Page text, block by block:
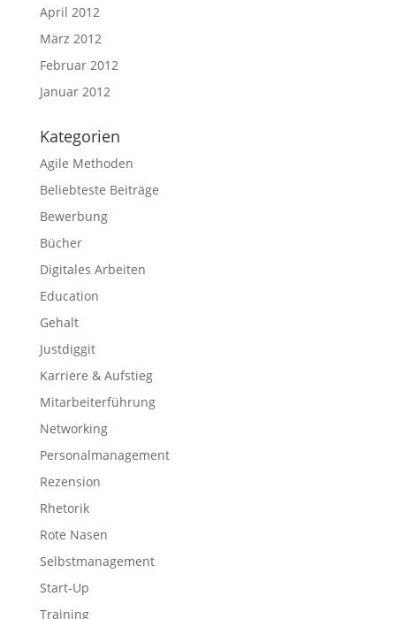
April 2012
März 2012
Februar 2012
Januar 2012
Kategorien
Agile Methoden
Beliebteste Beiträge
Bewerbung
Bücher
Digitales Arbeiten
Education
Gehalt
Justdiggit
Karriere & Aufstieg
Mitarbeiterführung
Networking
Personalmanagement
Rezension
Rhetorik
Rote Nasen
Selbstmanagement
Start-Up
Training